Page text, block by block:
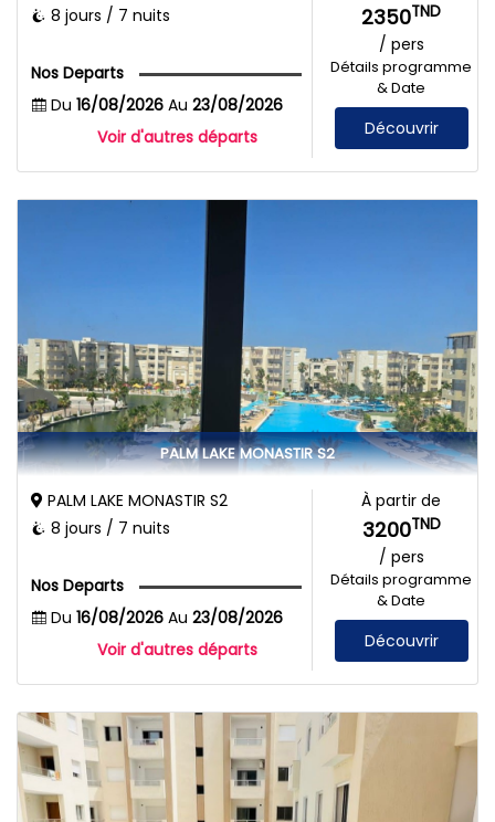
8 jours / 7 nuits
Nos Departs
Du 16/08/2026 Au 23/08/2026
Voir d'autres départs
2350TND
/ pers
Détails programme
& Date
Découvrir
PALM LAKE MONASTIR S2
PALM LAKE MONASTIR S2
8 jours / 7 nuits
Nos Departs
Du 16/08/2026 Au 23/08/2026
Voir d'autres départs
À partir de
3200TND
/ pers
Détails programme
& Date
Découvrir